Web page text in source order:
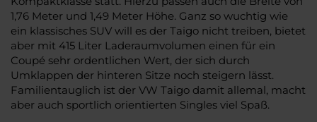
1,76 Meter und 1,49 Meter Höhe. Ganz so wuchtig wie
ein klassisches SUV will es der Taigo nicht treiben, bietet
aber mit 415 Liter Laderaumvolumen einen für ein
Coupé sehr ordentlichen Wert, der sich durch
Umklappen der hinteren Sitze noch steigern lässt.
Familientauglich ist der VW Taigo damit allemal, macht
aber auch sportlich orientierten Singles viel Spaß.